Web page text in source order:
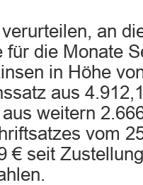
an
für die Monate
in Höhe
aus
weitern
vom
€ seit